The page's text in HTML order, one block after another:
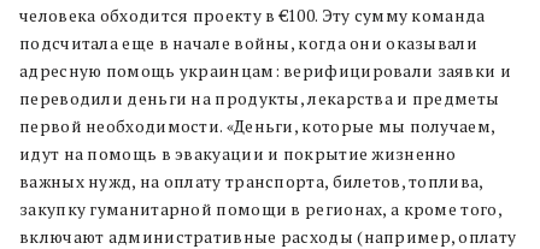
человека обходится проекту в €100. Эту сумму команда
подсчитала еще в начале войны, когда они оказывали
адресную помощь украинцам: верифицировали заявки и
переводили деньги на продукты, лекарства и предметы
первой необходимости. «Деньги, которые мы получаем,
идут на помощь в эвакуации и покрытие жизненно
важных нужд, на оплату транспорта, билетов, топлива,
закупку гуманитарной помощи в регионах, а кроме того,
включают административные расходы (например, оплату